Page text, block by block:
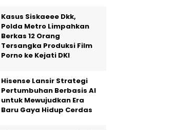
Kasus Siskaeee Dkk,
Polda Metro Limpahkan
Berkas 12 Orang
Tersangka Produksi Film
Porno ke Kejati DKI
Hisense Lansir Strategi
Pertumbuhan Berbasis AI
untuk Mewujudkan Era
Baru Gaya Hidup Cerdas